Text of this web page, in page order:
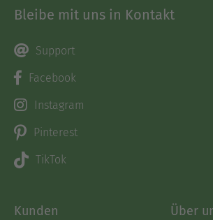
Bleibe mit uns in Kontakt
Support
Facebook
Instagram
Pinterest
TikTok
Kunden Über